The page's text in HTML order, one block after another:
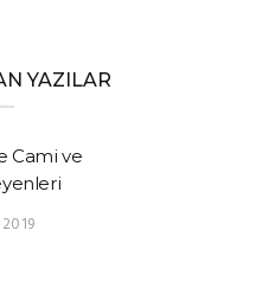
YAZILAR
Cami ve